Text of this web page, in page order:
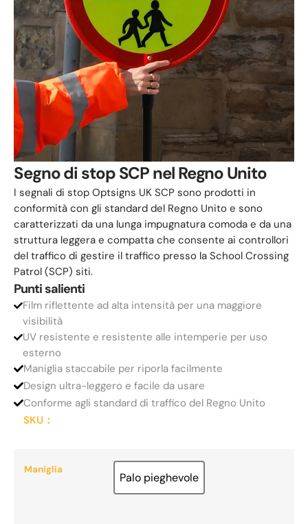
Segno di stop SCP nel Regno Unito
I segnali di stop Optsigns UK SCP sono prodotti in
conformità con gli standard del Regno Unito e sono
caratterizzati da una lunga impugnatura comoda e da una
struttura leggera e compatta che consente ai controllori
del traffico di gestire il traffico presso la School Crossing
Patrol (SCP) siti.
Punti salienti
Film riflettente ad alta intensità per una maggiore
visibilità
UV resistente e resistente alle intemperie per uso
esterno
Maniglia staccabile per riporla facilmente
Design ultra-leggero e facile da usare
Conforme agli standard di traffico del Regno Unito
SKU：
Maniglia
Palo pieghevole
Palo pieghevole